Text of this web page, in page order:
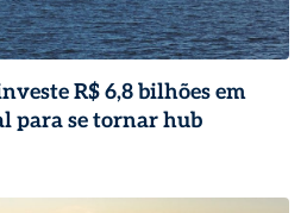
R$ 6,8 bilhões em
para se tornar hub